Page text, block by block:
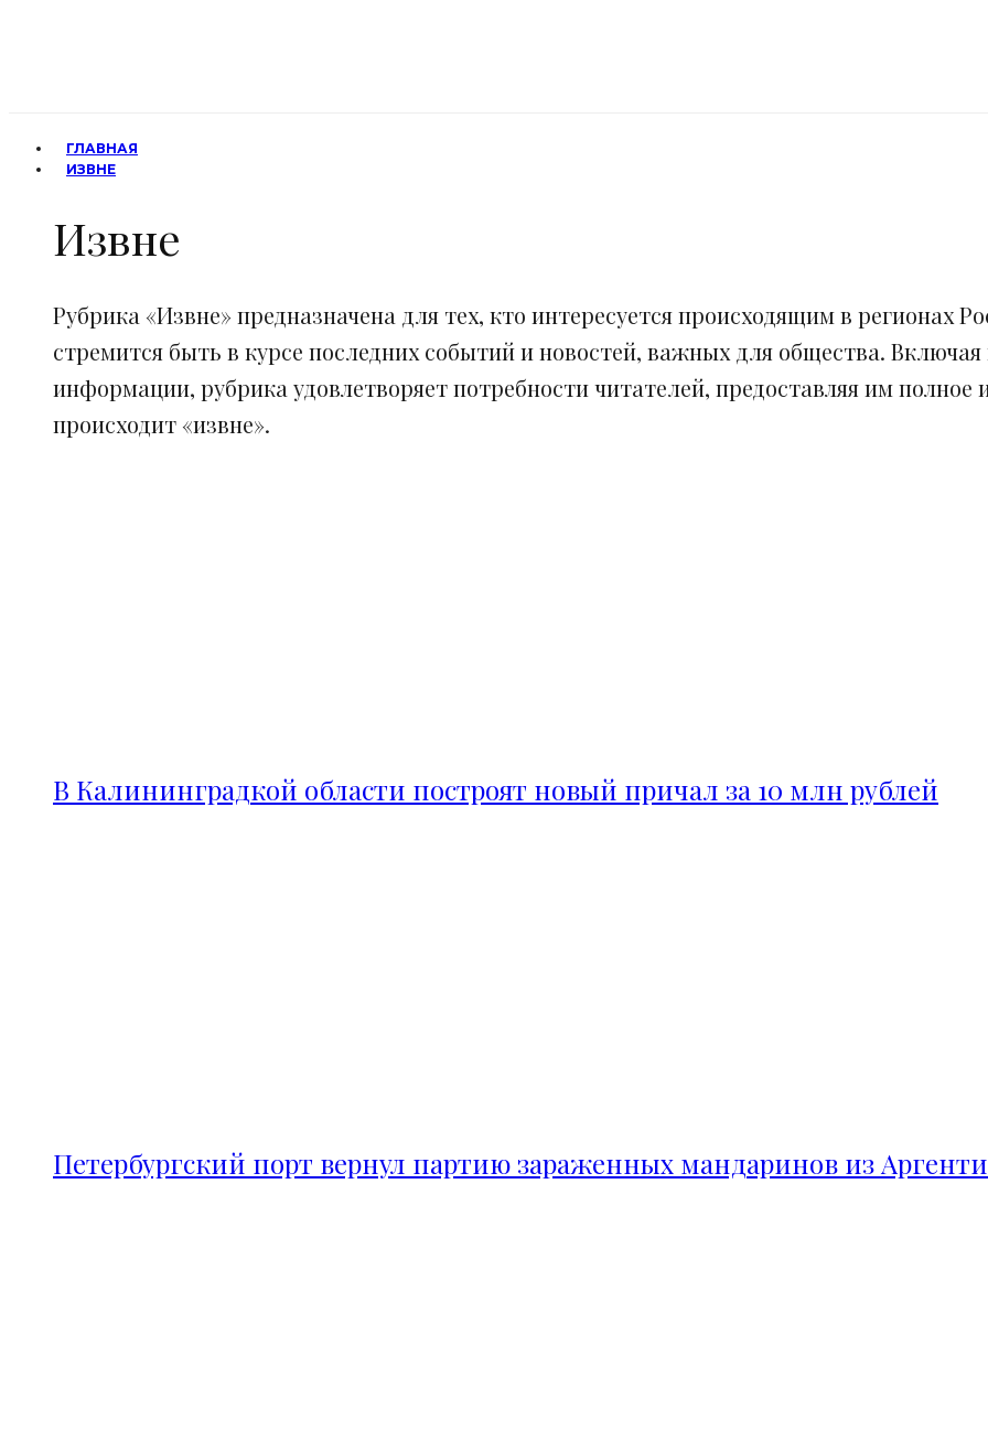
ГЛАВНАЯ
ИЗВНЕ
Извне
Рубрика «Извне» предназначена для тех, кто интересуется происходящим в регионах
стремится быть в курсе последних событий и новостей, важных для общества.
информации, рубрика удовлетворяет потребности читателей, предоставляя им полное
происходит «извне».
В Калининградкой области построят новый причал за 10 млн рублей
Петербургский порт вернул партию зараженных мандаринов из